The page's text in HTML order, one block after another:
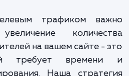
- это стоимость
В данном случае, мы
действие пользователя на
звонок, так и заявка или
что вы оплачиваете именно